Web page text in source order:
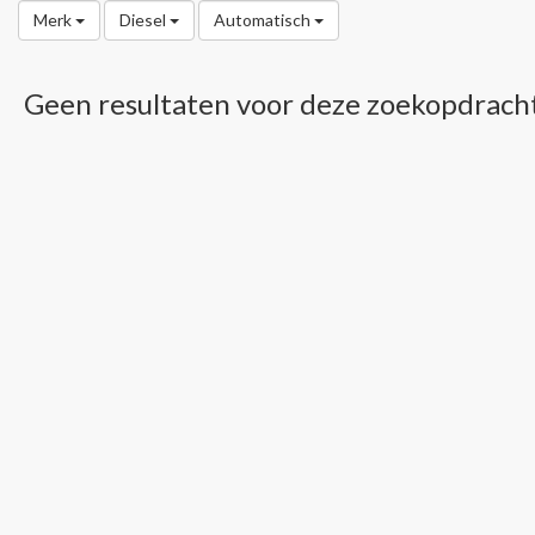
Merk Diesel Automatisch
Geen resultaten voor deze